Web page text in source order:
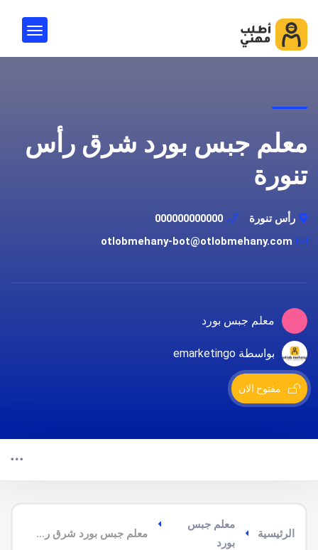
معلم جبس بورد شرق رأس
تنورة
رأس تنورة
000000000000
otlobmehany-bot@otlobmehany.com
معلم جبس بورد
بواسطة emarketingo
مفتوح الان
الرئيسية
معلم جبس
بورد
معلم جبس بورد شرق رأس تنورة